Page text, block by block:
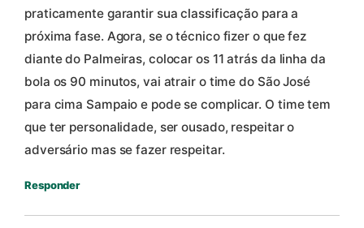
praticamente garantir sua classificação para a
próxima fase. Agora, se o técnico fizer o que fez
diante do Palmeiras, colocar os 11 atrás da linha da
bola os 90 minutos, vai atrair o time do São José
para cima Sampaio e pode se complicar. O time tem
que ter personalidade, ser ousado, respeitar o
adversário mas se fazer respeitar.
Responder